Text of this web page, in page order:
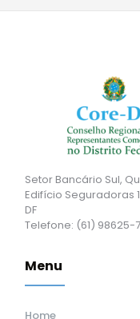
Setor Bancário Sul,
Edifício Seguradoras
DF
Telefone: (61) 98625-
Menu
Home